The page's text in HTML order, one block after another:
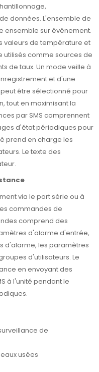
données. L'ensemble de
ensemble sur événement.
valeurs de température et
utilisés comme sources de
de taux. Un mode veille à
et d'une
être sélectionné pour
tout en maximisant la
par SMS comprennent
d'état périodiques pour
prend en charge les
Le texte des
via le port série ou à
commandes de
comprend des
d'alarme d'entrée,
d'alarme, les paramètres
d'utilisateurs. Le
en envoyant des
à l'unité pendant le
de
usées